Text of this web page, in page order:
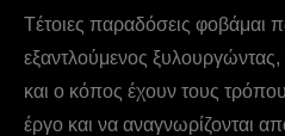
Tέτοιες παραδόσεις
εξαντλούμενος
και ο κόπος έχουν τους
έργο και να αναγνωρίζονται